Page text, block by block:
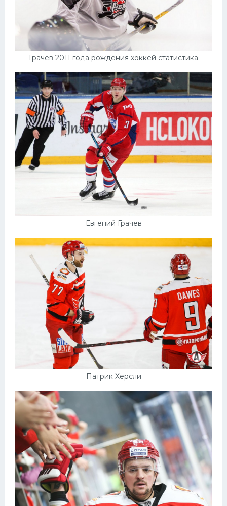
Грачев 2011 года рождения хоккей статистика
Евгений Грачев
Патрик Херсли